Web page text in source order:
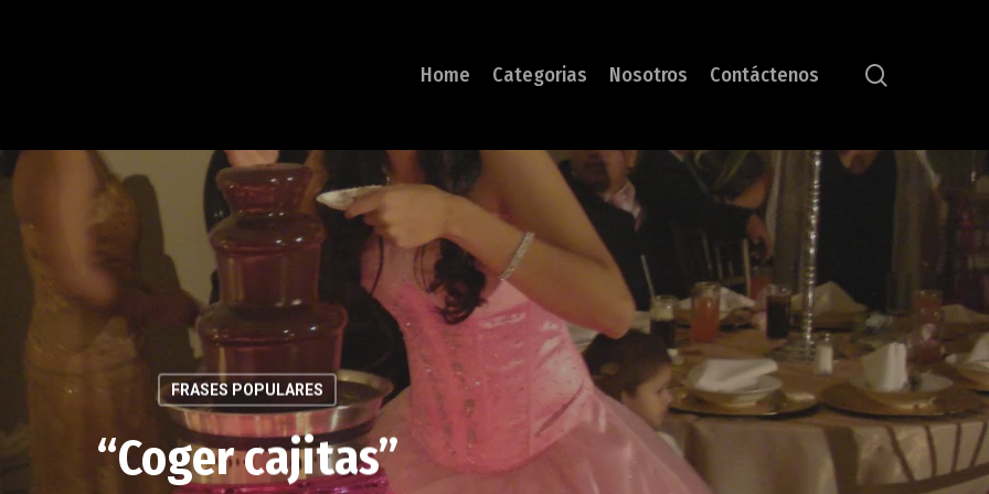
Home Categorias Nosotros Contáctenos
FRASES POPULARES
“Coger cajitas”